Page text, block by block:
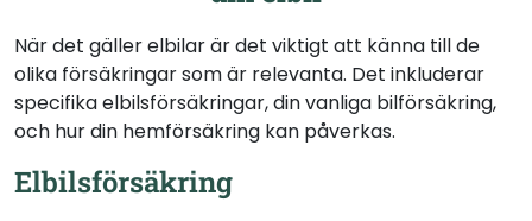
När det gäller elbilar är det viktigt att känna till de
olika försäkringar som är relevanta. Det inkluderar
specifika elbilsförsäkringar, din vanliga bilförsäkring,
och hur din hemförsäkring kan påverkas.
Elbilsförsäkring